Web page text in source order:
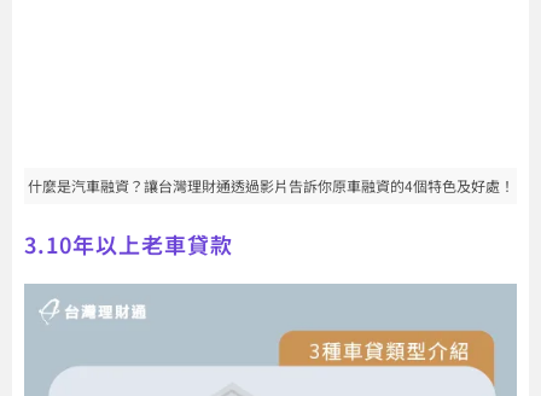
什麼是汽車融資？讓台灣理財通透過影片告訴你原車融資的4個特色及好處！
3.10年以上老車貸款